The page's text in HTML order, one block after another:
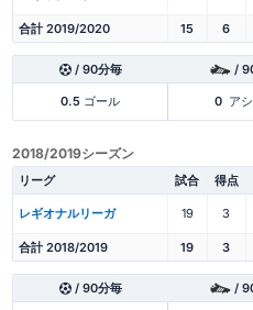
合計 2019/2020 15 6
/ 90分毎 /
0.5 ゴール 0 ア
2018/2019シーズン
リーグ 試合 得点
レギオナルリーガ 19 3
合計 2018/2019 19 3
/ 90分毎 /